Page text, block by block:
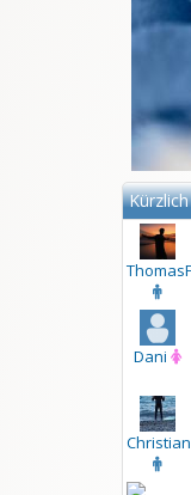
Dani
Christian